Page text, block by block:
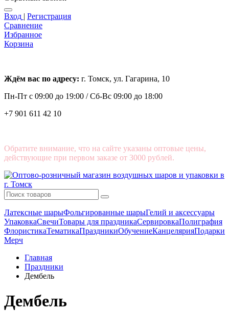
Вход | Регистрация
Сравнение
Избранное
Корзина
Ждём вас по адресу: г. Томск, ул. Гагарина, 10
Пн-Пт с 09:00 до 19:00 /Сб-Вс 09:00 до 18:00
+7 901 611 42 10
Обратите внимание, что на сайте указаны оптовые цены,
действующие при первом заказе от 3000 рублей.
Латексные шарыФольгированные шарыГелий и аксессуары
УпаковкаСвечиТовары для праздникаСервировкаПолиграфия
ФлористикаТематикаПраздникиОбучениеКанцелярияПодарки
Мерч
Главная
Праздники
Дембель
Дембель